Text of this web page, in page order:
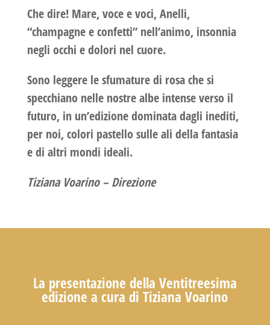
Che dire! Mare, voce e voci, Anelli,
“champagne e confetti” nell’animo, insonnia
negli occhi e dolori nel cuore.
Sono leggere le sfumature di rosa che si
specchiano nelle nostre albe intense verso il
futuro, in un’edizione dominata dagli inediti,
per noi, colori pastello sulle ali della fantasia
e di altri mondi ideali.
Tiziana Voarino –Direzione
La presentazione della Ventitreesima
edizione a cura di Tiziana Voarino